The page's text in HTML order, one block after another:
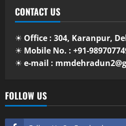
CONTACT US
☀ Office : 304, Karanpur,
☀ Mobile No. : +91-
☀ e-mail :
FOLLOW US